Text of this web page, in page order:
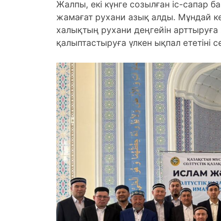
Жалпы, екі күнге созылған іс-сапар
жамағат рухани азық алды. Мұндай
халықтың рухани деңгейін
қалыптастыруға үлкен ықпал ететіні